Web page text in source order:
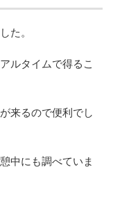
た。
ルタイムで得るこ
来るので便利でし
中にも調べていま